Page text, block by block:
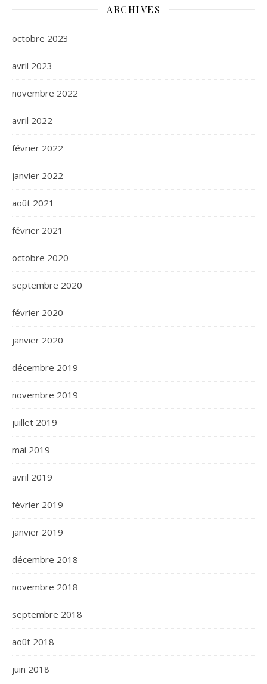
ARCHIVES
octobre 2023
avril 2023
novembre 2022
avril 2022
février 2022
janvier 2022
août 2021
février 2021
octobre 2020
septembre 2020
février 2020
janvier 2020
décembre 2019
novembre 2019
juillet 2019
mai 2019
avril 2019
février 2019
janvier 2019
décembre 2018
novembre 2018
septembre 2018
août 2018
juin 2018